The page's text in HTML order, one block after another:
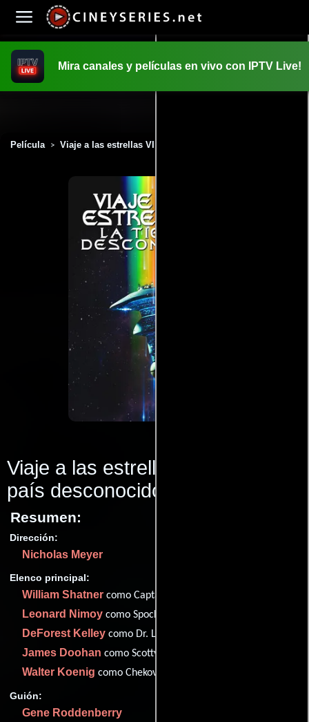
Mira canales y películas en vivo con IPTV Live!
Película > Viaje a las estrellas VI: Aquel país desconocido (1992)
Viaje a las estrellas VI: Aquel
país desconocido
Resumen:
Dirección:
Nicholas Meyer
Elenco principal:
William Shatner como Captain James T. Kirk
Leonard Nimoy como Spock
DeForest Kelley como Dr. Leonard McCoy
James Doohan como Scotty
Walter Koenig como Chekov
Guión:
Gene Roddenberry